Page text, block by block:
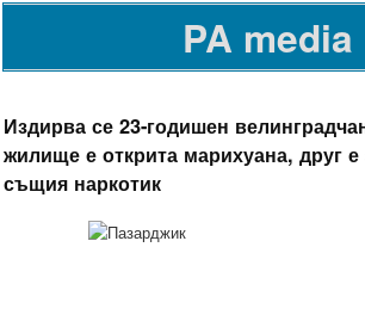
PA media
Издирва се 23-годишен
жилище е открита марихуана, друг
същия наркотик